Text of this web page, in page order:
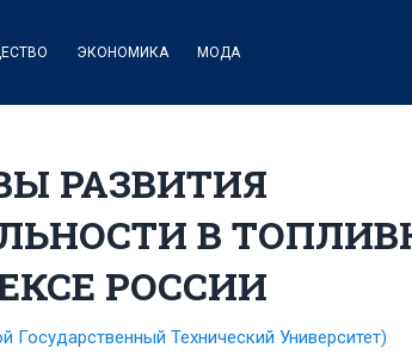
ЭКОНОМИКА МОДА
РАЗВИТИЯ
В
РОССИИ
Государственный Технический Университет)